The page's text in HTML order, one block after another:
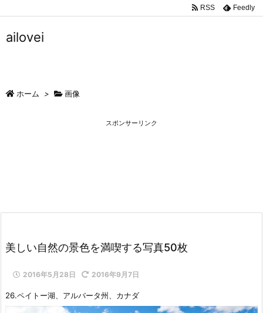
RSS Feedly
ailovei
ホーム > 画像
スポンサーリンク
美しい自然の景色を満喫する写真50枚
2016年5月28日 2016年9月7日
26.ペイトー湖、アルバータ州、カナダ